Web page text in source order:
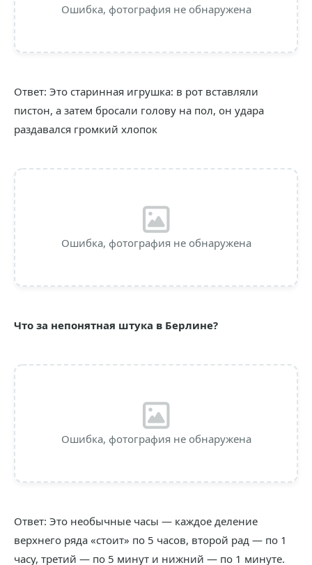
Ошибка, фотография не обнаружена
Ответ: Это старинная игрушка: в рот вставляли
пистон, а затем бросали голову на пол, он удара
раздавался громкий хлопок
Ошибка, фотография не обнаружена
Что за непонятная штука в Берлине?
Ошибка, фотография не обнаружена
Ответ: Это необычные часы — каждое деление
верхнего ряда «стоит» по 5 часов, второй рад — по 1
часу, третий — по 5 минут и нижний — по 1 минуте.